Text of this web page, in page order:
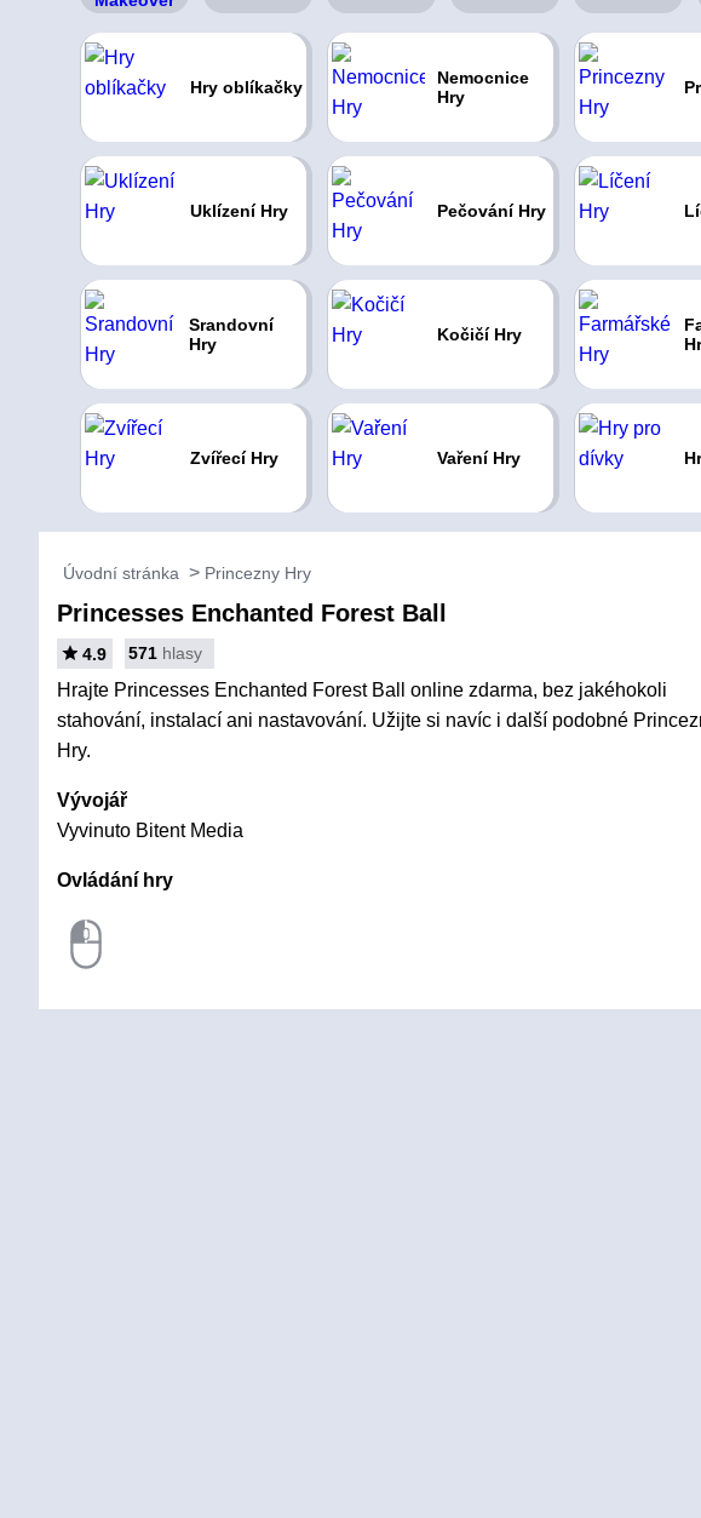
Hry oblíkačky
Nemocnice
Hry
Uklízení Hry Pečování Hry
Srandovní
Hry
Kočičí Hry
Zvířecí Hry Vaření Hry
Úvodní stránka Princezny Hry
Princesses Enchanted Forest Ball
4.9 571 hlasy
Hrajte Princesses Enchanted Forest Ball online zdarma, bez jakéhokoli
stahování, instalací ani nastavování. Užijte si navíc i další podobné
Hry.
Vývojář
Vyvinuto Bitent Media
Ovládání hry